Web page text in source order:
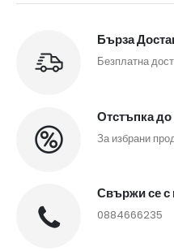
Бърза
Безплатна
Отстъпка до
За избрани
Свържи се с
0884666235